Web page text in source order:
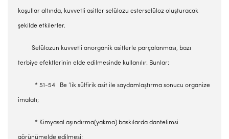
koşullar altında, kuvvetli asitler selülozu esterselüloz oluşturacak
şekilde etkilerler.
Selülozun kuvvetli anorganik asitlerle parçalanması, bazı
terbiye efektlerinin elde edilmesinde kullanılır. Bunlar:
* 51-54 Be ‘lik sülfirik asit ile saydamlaştırma sonucu organize
imalatı;
* Kimyasal aşındırma(yakma) baskılarda dantelimsi
görünümelde edilmesi;